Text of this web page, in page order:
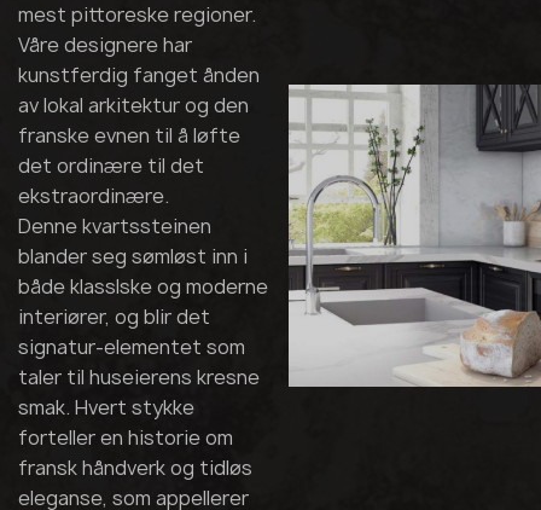
mest pittoreske regioner.
Våre designere har
kunstferdig fanget ånden
av lokal arkitektur og den
franske evnen til å løfte
det ordinære til det
ekstraordinære.
Denne kvartssteinen
blander seg sømløst inn i
både klasslske og moderne
interiører, og blir det
signatur-elementet som
taler til huseierens kresne
smak. Hvert stykke
forteller en historie om
fransk håndverk og tidløs
eleganse, som appellerer